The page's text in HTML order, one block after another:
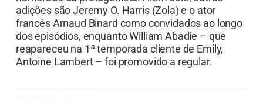
adições são Jeremy O. Harris (Zola) e o ator
francês Arnaud Binard como convidados ao longo
dos episódios, enquanto William Abadie – que
reapareceu na 1ª temporada cliente de Emily,
Antoine Lambert – foi promovido a regular.